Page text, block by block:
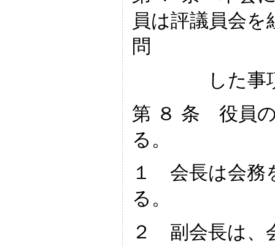
員は評議員会
問
した事項に
第 ８ 条 役員
る。
１ 会長は会務
る。
２ 副会長は、